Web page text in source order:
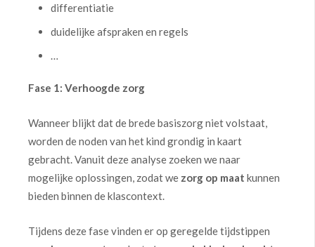
differentiatie
duidelijke afspraken en regels
…
Fase 1: Verhoogde zorg
Wanneer blijkt dat de brede basiszorg niet volstaat,
worden de noden van het kind grondig in kaart
gebracht. Vanuit deze analyse zoeken we naar
mogelijke oplossingen, zodat we zorg op maat kunnen
bieden binnen de klascontext.
Tijdens deze fase vinden er op geregelde tijdstippen